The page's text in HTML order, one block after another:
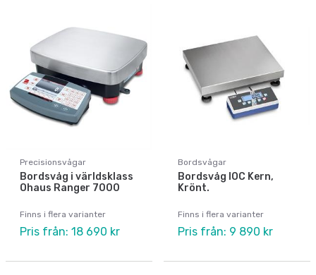
Precisionsvågar
Bordsvåg i världsklass
Ohaus Ranger 7000
Finns i flera varianter
Pris från: 18 690 kr
Bordsvågar
Bordsvåg IOC Kern,
Krönt.
Finns i flera varianter
Pris från: 9 890 kr